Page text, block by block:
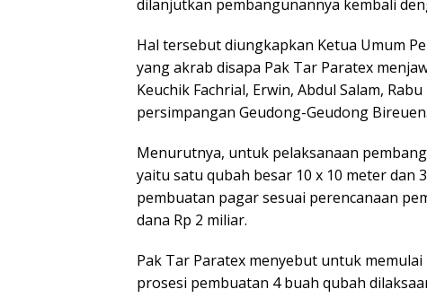
dilanjutkan pembangunannya kembali
Hal tersebut diungkapkan Ketua Umum
yang akrab disapa Pak Tar Paratex
Keuchik Fachrial, Erwin, Abdul Salam,
persimpangan Geudong-Geudong Bireuen.
Menurutnya, untuk pelaksanaan
yaitu satu qubah besar 10 x 10 meter dan
pembuatan pagar sesuai perencanaan
dana Rp 2 miliar.
Pak Tar Paratex menyebut untuk
prosesi pembuatan 4 buah qubah